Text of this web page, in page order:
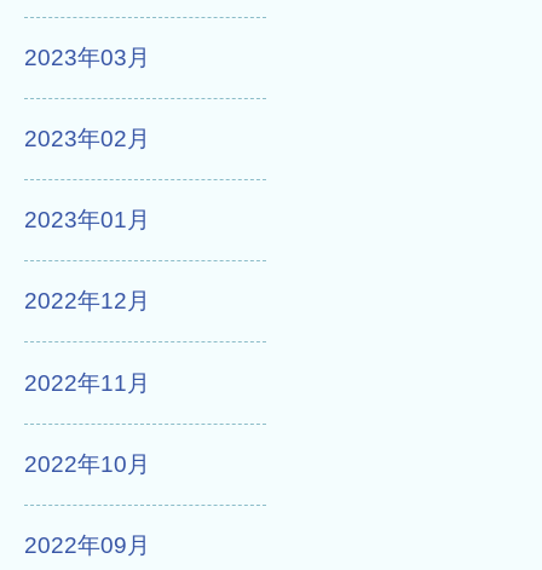
2023年03月
2023年02月
2023年01月
2022年12月
2022年11月
2022年10月
2022年09月